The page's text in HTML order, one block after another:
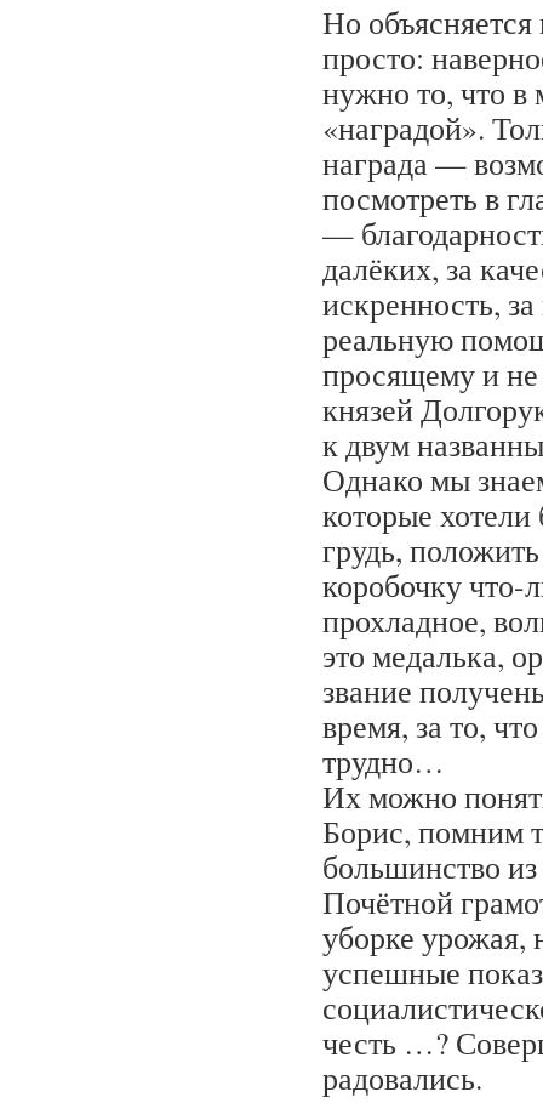
Но объясняется
просто:
нужно то, что в
«наградой».
награда —
посмотреть в
—
далёких, за
искренность,
реальную
просящему и
князей
к двум
Однако мы
которые
грудь,
коробочку что-
прохладное,
это медалька,
звание
время, за то,
трудно…
Их можно
Борис, помним
большинство
Почётной
уборке урожая,
успешные
честь …?
радовались.